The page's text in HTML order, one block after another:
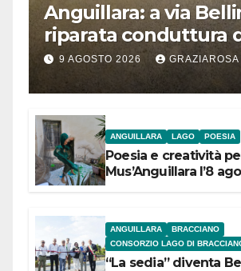
Anguillara: a via
riparata conduttura
segnalazione IdD
9 AGOSTO 2026 GRAZIAROSA
ANGUILLARA LAGO POESIA
Poesia e creatività
Mus’Anguillara l’8
ANGUILLARA
BRACCIANO
CONSORZIO LAGO DI
“La sedia” diventa